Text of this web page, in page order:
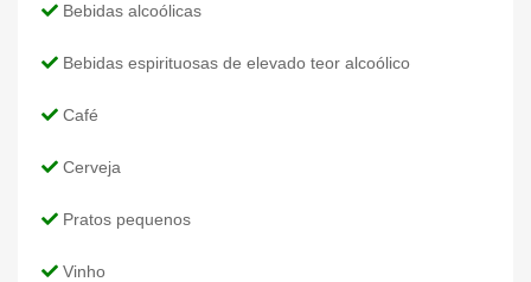
Bebidas alcoólicas
Bebidas espirituosas de elevado teor alcoólico
Café
Cerveja
Pratos pequenos
Vinho